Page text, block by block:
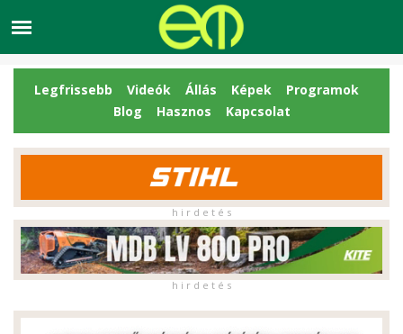
Legfrissebb Videók Állás Képek
Programok
Blog
Hasznos Kapcsolat
h i r d e t é s
h i r d e t é s